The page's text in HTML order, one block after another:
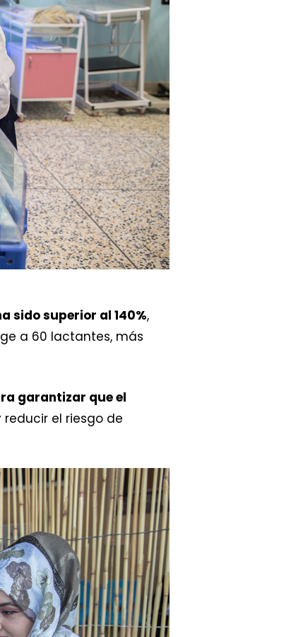
sido superior al 140%,
a 60 lactantes, más
garantizar que el
el riesgo de